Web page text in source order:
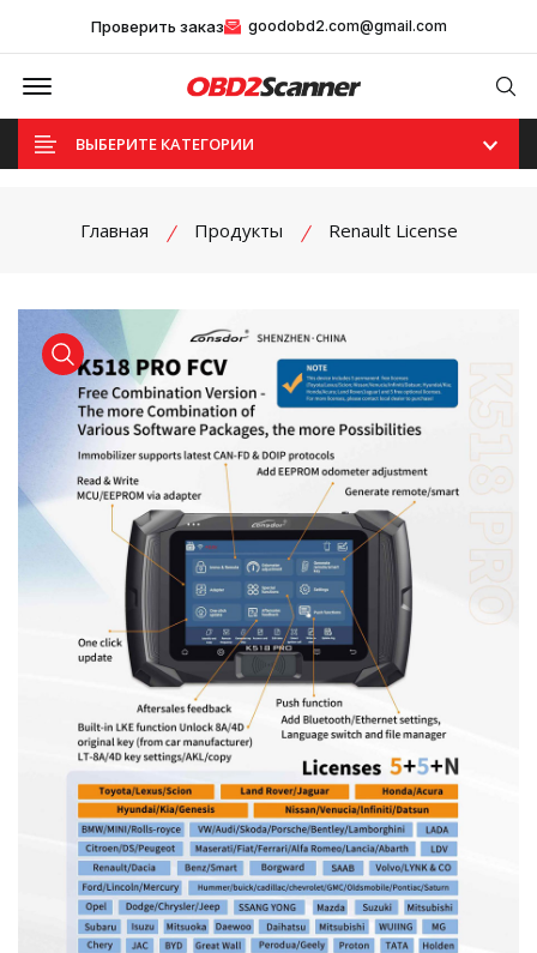
Проверить заказ goodobd2.com@gmail.com
Offcanvas Menu Open
ВЫБЕРИТЕ КАТЕГОРИИ
Главная Продукты Renault License
product view